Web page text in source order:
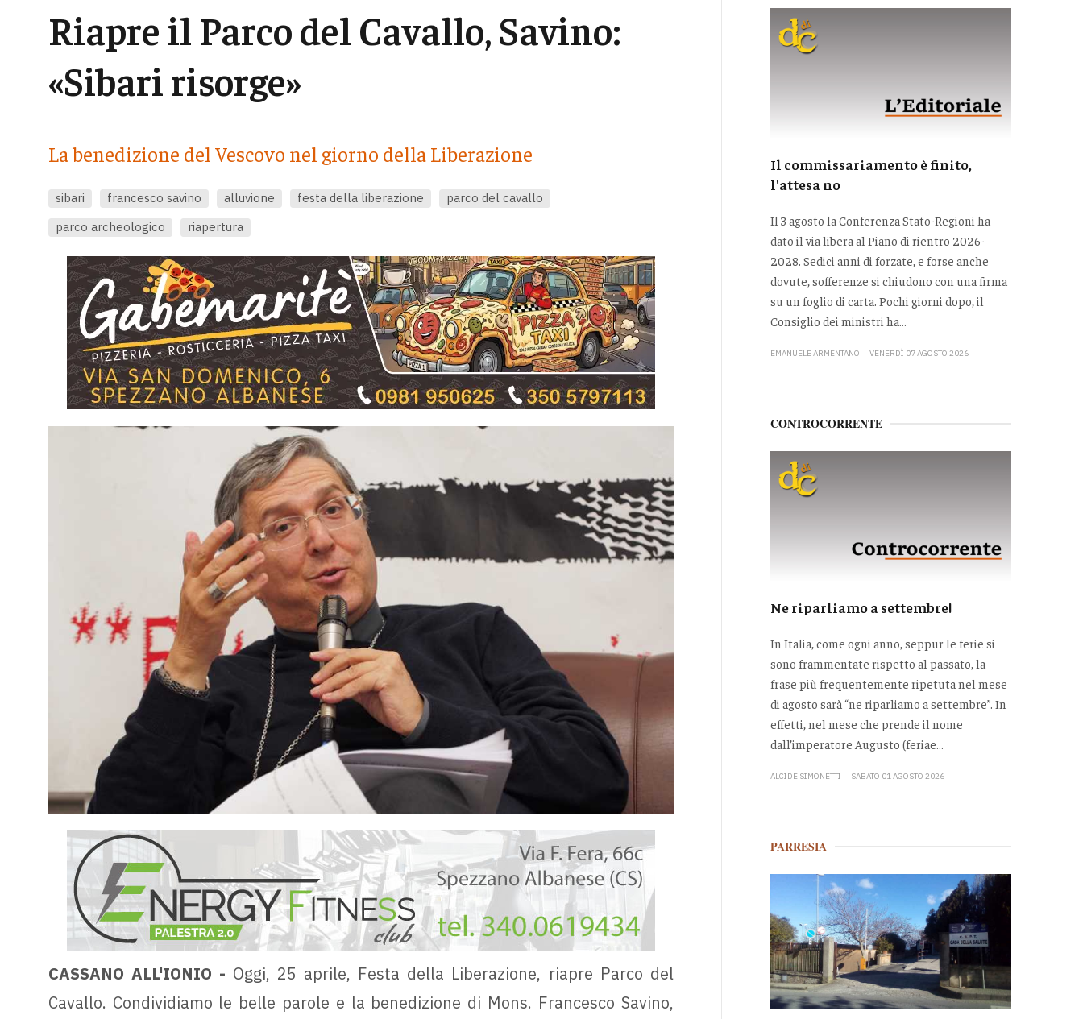
Riapre il Parco del Cavallo, Savino:
«Sibari risorge»
La benedizione del Vescovo nel giorno della Liberazione
sibari francesco savino alluvione festa della liberazione
parco del cavallo
parco archeologico
riapertura
CASSANO ALL'IONIO - Oggi, 25 aprile, Festa della Liberazione, riapre Parco del
Cavallo. Condividiamo le belle parole e la benedizione di Mons. Francesco Savino,
Il commissariamento è finito,
l'attesa no
Il 3 agosto la Conferenza Stato-Regioni ha
dato il via libera al Piano di rientro 2026-
2028. Sedici anni di forzate, e forse anche
dovute, sofferenze si chiudono con una firma
su un foglio di carta. Pochi giorni dopo, il
Consiglio dei ministri ha...
EMANUELE ARMENTANO VENERDÌ 07 AGOSTO 2026
CONTROCORRENTE
Ne riparliamo a settembre!
In Italia, come ogni anno, seppur le ferie si
sono frammentate rispetto al passato, la
frase più frequentemente ripetuta nel mese
di agosto sarà “ne riparliamo a settembre”. In
effetti, nel mese che prende il nome
dall’imperatore Augusto (feriae...
ALCIDE SIMONETTI SABATO 01 AGOSTO 2026
PARRESIA